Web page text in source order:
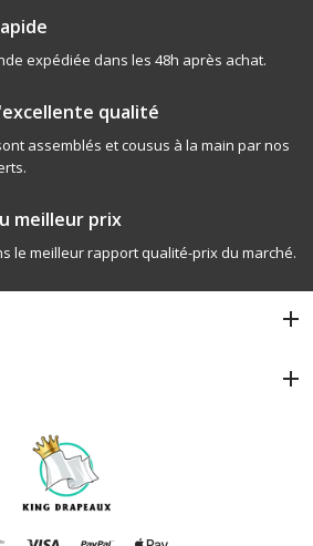
expédiée dans les 48h après achat.
qualité
assemblés et cousus à la main par nos
meilleur prix
le meilleur rapport qualité-prix du marché.